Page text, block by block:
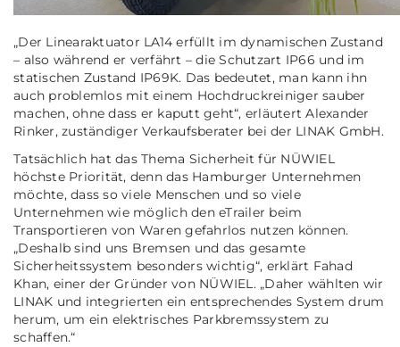
„Der Linearaktuator LA14 erfüllt im dynamischen Zustand
– also während er verfährt – die Schutzart IP66 und im
statischen Zustand IP69K. Das bedeutet, man kann ihn
auch problemlos mit einem Hochdruckreiniger sauber
machen, ohne dass er kaputt geht“, erläutert Alexander
Rinker, zuständiger Verkaufsberater bei der LINAK GmbH.
Tatsächlich hat das Thema Sicherheit für NÜWIEL
höchste Priorität, denn das Hamburger Unternehmen
möchte, dass so viele Menschen und so viele
Unternehmen wie möglich den eTrailer beim
Transportieren von Waren gefahrlos nutzen können.
„Deshalb sind uns Bremsen und das gesamte
Sicherheitssystem besonders wichtig“, erklärt Fahad
Khan, einer der Gründer von NÜWIEL. „Daher wählten wir
LINAK und integrierten ein entsprechendes System drum
herum, um ein elektrisches Parkbremssystem zu
schaffen.“